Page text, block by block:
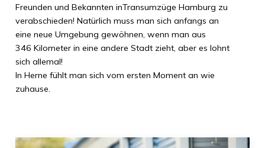
Freunden und Bekannten inTransumzüge Hamburg zu
verabschieden! Natürlich muss man sich anfangs an
eine neue Umgebung gewöhnen, wenn man aus
346 Kilometerin eine andere Stadt zieht, aber es lohnt
sich allemal!
In Herne fühlt man sich vom ersten Moment an wie
zuhause.